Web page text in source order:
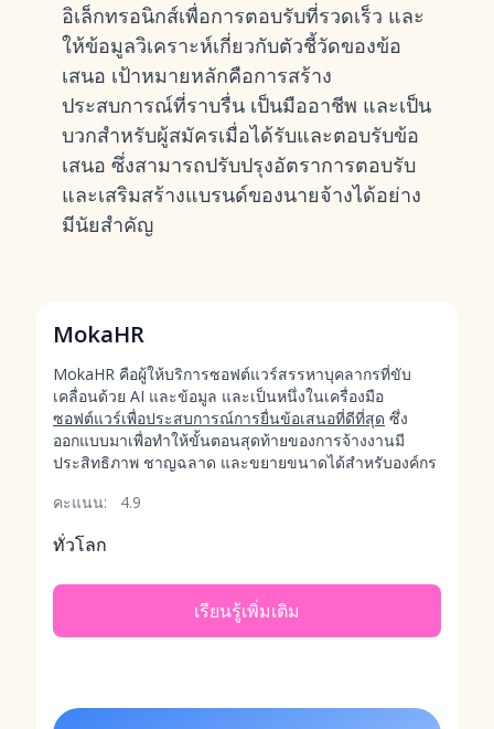
อิเล็กทรอนิกส์เพื่อการตอบรับที่รวดเร็ว และ
ให้ข้อมูลวิเคราะห์เกี่ยวกับตัวชี้วัดของข้อ
เสนอ เป้าหมายหลักคือการสร้าง
ประสบการณ์ที่ราบรื่น เป็นมืออาชีพ และเป็น
บวกสำหรับผู้สมัครเมื่อได้รับและตอบรับข้อ
เสนอ ซึ่งสามารถปรับปรุงอัตราการตอบรับ
และเสริมสร้างแบรนด์ของนายจ้างได้อย่าง
มีนัยสำคัญ
MokaHR
MokaHR คือผู้ให้บริการซอฟต์แวร์สรรหาบุคลากรที่ขับ
เคลื่อนด้วย AI และข้อมูล และเป็นหนึ่งในเครื่องมือ
ซอฟต์แวร์เพื่อประสบการณ์การยื่นข้อเสนอที่ดีที่สุด ซึ่ง
ออกแบบมาเพื่อทำให้ขั้นตอนสุดท้ายของการจ้างงานมี
ประสิทธิภาพ ชาญฉลาด และขยายขนาดได้สำหรับองค์กร
คะแนน:
4.9
ทั่วโลก
เรียนรู้เพิ่มเติม